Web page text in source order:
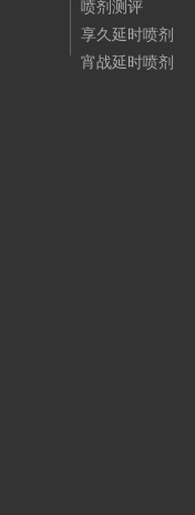
喷剂测评
享久延时喷剂
宵战延时喷剂